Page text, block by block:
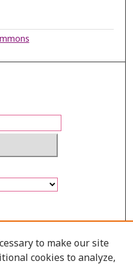
to make our site
cookies to analyze,